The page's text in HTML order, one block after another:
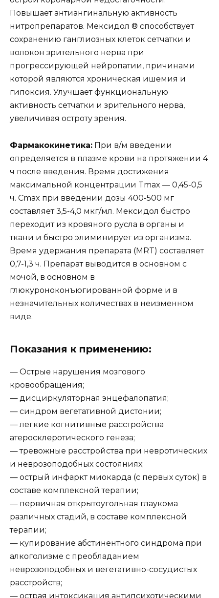
Повышает антиангинальную активность
нитропрепаратов. Мексидол ® способствует
сохранению ганглиозных клеток сетчатки и
волокон зрительного нерва при
прогрессирующей нейропатии, причинами
которой являются хроническая ишемия и
гипоксия. Улучшает функциональную
активность сетчатки и зрительного нерва,
увеличивая остроту зрения.
Фармакокинетика: При в/м введении
определяется в плазме крови на протяжении 4
ч после введения. Время достижения
максимальной концентрации Tmax — 0,45-0,5
ч. Cmax при введении дозы 400-500 мг
составляет 3,5-4,0 мкг/мл. Мексидол быстро
переходит из кровяного русла в органы и
ткани и быстро элиминирует из организма.
Время удержания препарата (MRT) составляет
0,7-1,3 ч. Препарат выводится в основном с
мочой, в основном в
глюкуроноконъюгированной форме и в
незначительных количествах в неизменном
виде.
Показания к применению:
— Острые нарушения мозгового
кровообращения;
— дисциркуляторная энцефалопатия;
— синдром вегетативной дистонии;
— легкие когнитивные расстройства
атеросклеротического генеза;
— тревожные расстройства при невротических
и неврозоподобных состояниях;
— острый инфаркт миокарда (с первых суток) в
составе комплексной терапии;
— первичная открытоугольная глаукома
различных стадий, в составе комплексной
терапии;
— купирование абстинентного синдрома при
алкоголизме с преобладанием
неврозоподобных и вегетативно-сосудистых
расстройств;
— острая интоксикация антипсихотическими